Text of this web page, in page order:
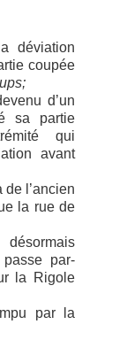
déviation
coupée
d’un
sa partie
qui
avant
l’ancien
la rue de
désormais
par-
la Rigole
par la